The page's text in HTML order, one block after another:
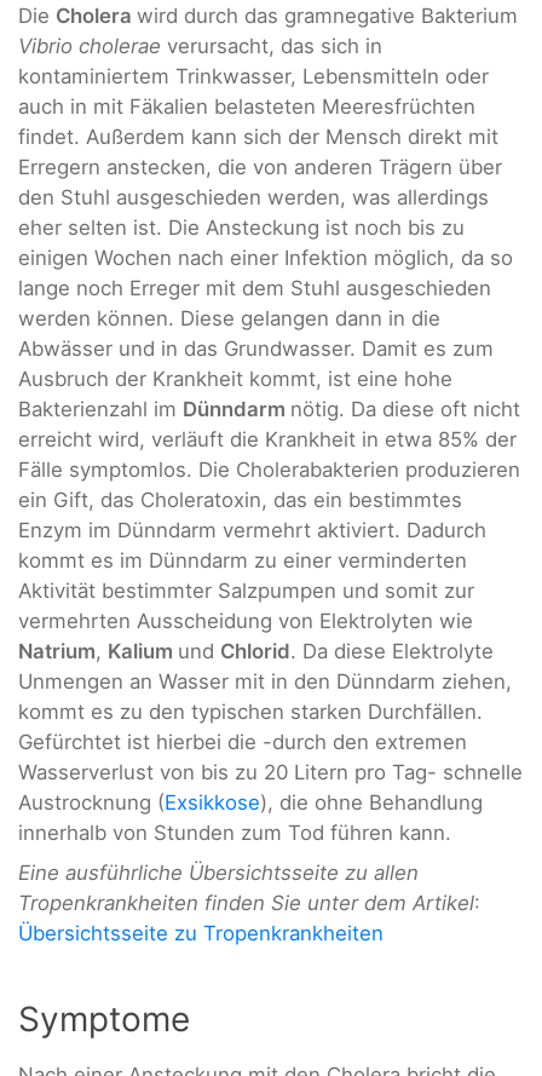
Die Cholera wird durch das gramnegative Bakterium
Vibrio cholerae verursacht, das sich in
kontaminiertem Trinkwasser, Lebensmitteln oder
auch in mit Fäkalien belasteten Meeresfrüchten
findet. Außerdem kann sich der Mensch direkt mit
Erregern anstecken, die von anderen Trägern über
den Stuhl ausgeschieden werden, was allerdings
eher selten ist. Die Ansteckung ist noch bis zu
einigen Wochen nach einer Infektion möglich, da so
lange noch Erreger mit dem Stuhl ausgeschieden
werden können. Diese gelangen dann in die
Abwässer und in das Grundwasser. Damit es zum
Ausbruch der Krankheit kommt, ist eine hohe
Bakterienzahl im Dünndarm nötig. Da diese oft nicht
erreicht wird, verläuft die Krankheit in etwa 85% der
Fälle symptomlos. Die Cholerabakterien produzieren
ein Gift, das Choleratoxin, das ein bestimmtes
Enzym im Dünndarm vermehrt aktiviert. Dadurch
kommt es im Dünndarm zu einer verminderten
Aktivität bestimmter Salzpumpen und somit zur
vermehrten Ausscheidung von Elektrolyten wie
Natrium, Kalium und Chlorid. Da diese Elektrolyte
Unmengen an Wasser mit in den Dünndarm ziehen,
kommt es zu den typischen starken Durchfällen.
Gefürchtet ist hierbei die -durch den extremen
Wasserverlust von bis zu 20 Litern pro Tag- schnelle
Austrocknung (Exsikkose), die ohne Behandlung
innerhalb von Stunden zum Tod führen kann.
Eine ausführliche Übersichtsseite zu allen
Tropenkrankheiten finden Sie unter dem Artikel:
Übersichtsseite zu Tropenkrankheiten
Symptome